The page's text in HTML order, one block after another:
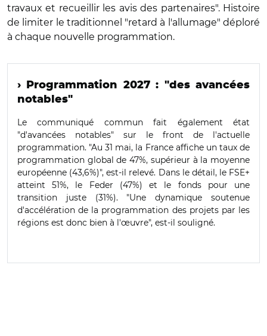
travaux et recueillir les avis des partenaires". Histoire
de limiter le traditionnel "retard à l'allumage" déploré
à chaque nouvelle programmation.
› Programmation 2027 : "des avancées
notables"
Le communiqué commun fait également état
"d'avancées notables" sur le front de l'actuelle
programmation. "Au 31 mai, la France affiche un taux de
programmation global de 47%, supérieur à la moyenne
européenne (43,6%)", est-il relevé. Dans le détail, le FSE+
atteint 51%, le Feder (47%) et le fonds pour une
transition juste (31%). "Une dynamique soutenue
d'accélération de la programmation des projets par les
régions est donc bien à l'œuvre", est-il souligné.